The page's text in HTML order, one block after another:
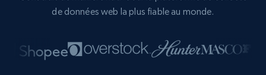
de données web la plus fiable au monde.